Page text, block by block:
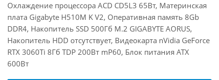
Охлаждение процессора ACD CD5L3 65Вт, Материнская
плата Gigabyte H510M K V2, Оперативная память 8Gb
DDR4, Накопитель SSD 500Гб M.2 GIGABYTE AORUS,
Накопитель HDD отсутствует, Видеокарта nVidia GeForce
RTX 3060Ti 8Гб TDP 200Вт mP60, Блок питания ATX
600Вт